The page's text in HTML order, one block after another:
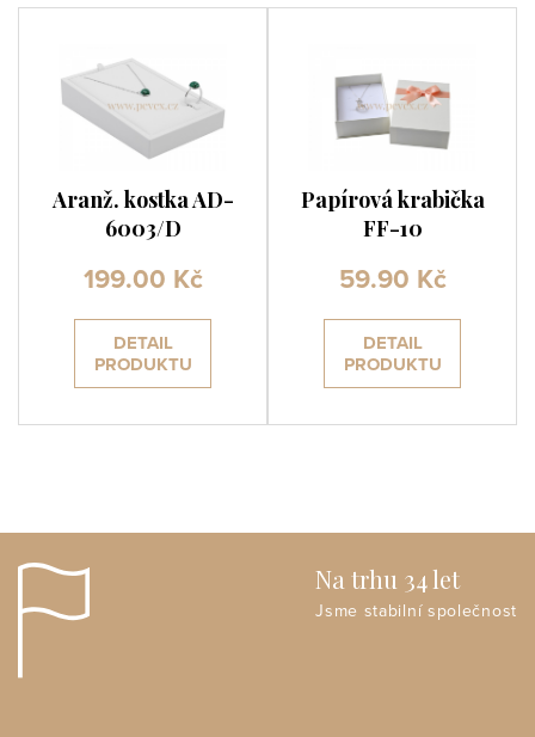
Aranž. kostka AD-
6003/D
199.00 Kč
DETAIL
PRODUKTU
Papírová krabička
FF-10
59.90 Kč
DETAIL
PRODUKTU
Na trhu 34 let
Jsme stabilní společnost